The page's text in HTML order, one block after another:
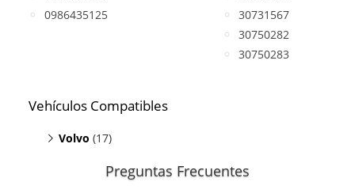
0986435125
30731567
30750282
30750283
Vehículos Compatibles
Volvo (17)
C30 2.4 (D5, motor D5244T9)
Preguntas Frecuentes